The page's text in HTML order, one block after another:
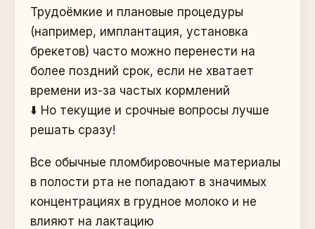
Трудоёмкие и плановые процедуры
(например, имплантация, установка
брекетов) часто можно перенести на
более поздний срок, если не хватает
времени из-за частых кормлений
⬇️ Но текущие и срочные вопросы лучше
решать сразу!
Все обычные пломбировочные материалы
в полости рта не попадают в значимых
концентрациях в грудное молоко и не
влияют на лактацию